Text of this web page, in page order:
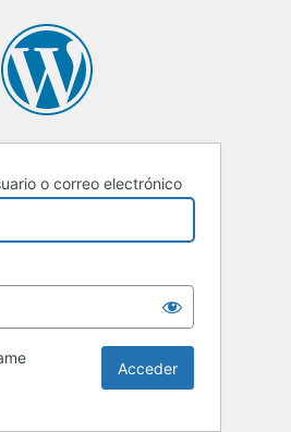
o correo electrónico